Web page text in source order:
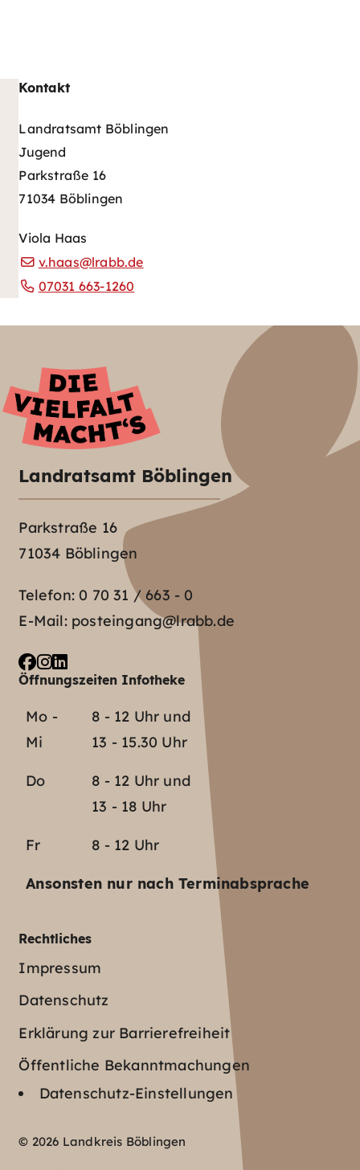
Kontakt
Landratsamt Böblingen
Jugend
Parkstraße 16
71034 Böblingen
Viola Haas
v.haas@lrabb.de
07031 663-1260
Landratsamt Böblingen
Parkstraße 16
71034 Böblingen
Telefon:0 70 31 / 663 - 0
E-Mail: posteingang@lrabb.de
Öffnungszeiten Infotheke
Mo -
Mi
8 - 12 Uhr und
13 - 15.30 Uhr
Do
8 - 12 Uhr und
13 - 18 Uhr
Fr 8 - 12 Uhr
Ansonsten nur nach Terminabsprache
Rechtliches
Impressum
Datenschutz
Erklärung zur Barrierefreiheit
Öffentliche Bekanntmachungen
Datenschutz-Einstellungen
© 2026 Landkreis Böblingen